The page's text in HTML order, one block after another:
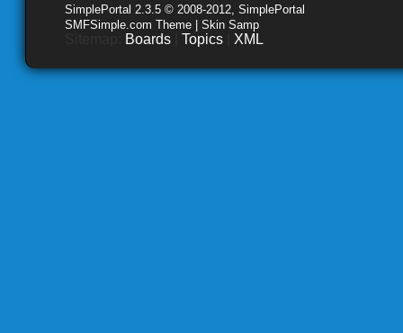
SimplePortal 2.3.5 © 2008-2012, SimplePortal
SMFSimple.com Theme | Skin Samp
Boards Topics XML